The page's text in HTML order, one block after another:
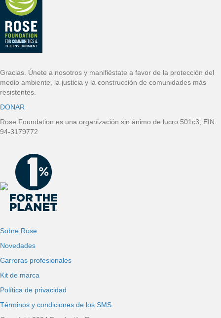
d
e
p
á
g
i
n
Gracias. Únete a nosotros y manifiéstate a favor de la protección del
medio ambiente, la justicia y la construcción de comunidades más
resistentes.
DONAR
Rose Foundation es una organización sin ánimo de lucro 501c3, EIN:
94-3179772
Sobre Rose
Novedades
Carreras profesionales
Kit de marca
Política de privacidad
Términos y condiciones de los SMS